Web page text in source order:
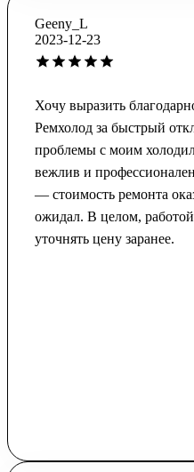
Geeny_L
2023-12-23
Хочу выразить
Ремхолод за быстрый
проблемы с моим
вежлив и
— стоимость ремонта
ожидал. В целом,
уточнять цену заранее.